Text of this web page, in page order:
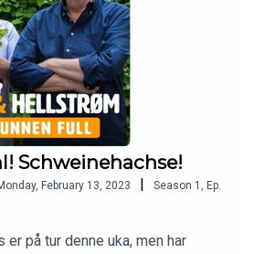
Schweinehachse!
February 13, 2023 | Season 1 , Ep.
er på tur denne uka, men har